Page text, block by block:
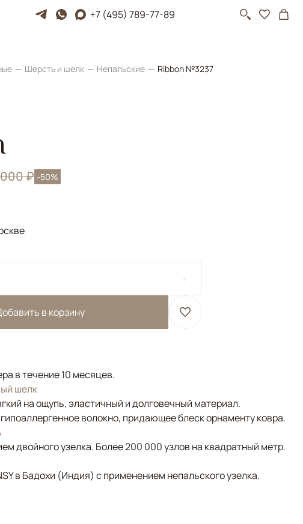
+7 (495) 789-77-89
Шерсть и шелк Непальские Ribbon №3237
000 ₽ -50%
в корзину
в течение 10 месяцев.
шелк
на ощупь, эластичный и долговечный материал.
волокно, придающее блеск орнаменту ковра.
двойного узелка. Более 200 000 узлов на квадратный метр.
в Бадохи (Индия) с применением непальского узелка.